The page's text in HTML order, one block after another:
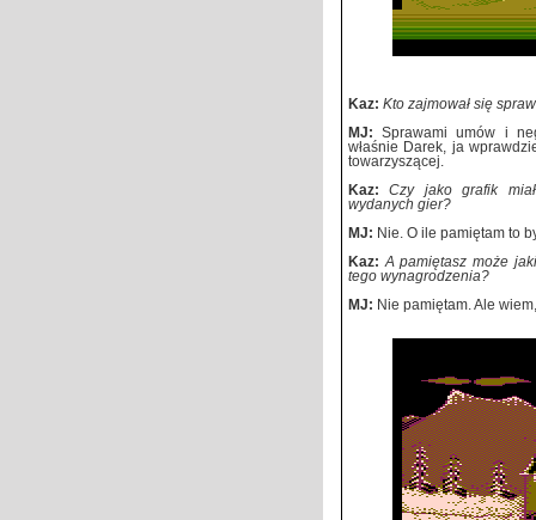
Kaz: Kto zajmował się
MJ:Sprawami umów i
właśnie Darek, ja
towarzyszącej.
Kaz:Czy jako grafik
wydanych gier?
MJ: Nie. O ile pamiętam to
Kaz: A pamiętasz może
tego wynagrodzenia?
MJ: Nie pamiętam. Ale